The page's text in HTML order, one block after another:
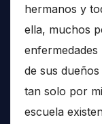
hermanos y
ella, muchos
de sus
tan solo por
escuela